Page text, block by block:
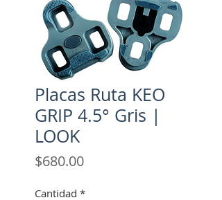
Placas Ruta KEO
GRIP 4.5° Gris |
LOOK
$680.00Precio
Cantidad *